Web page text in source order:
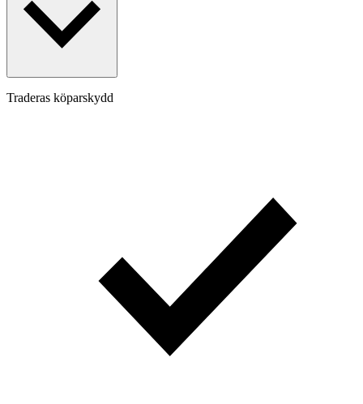
Traderas köparskydd